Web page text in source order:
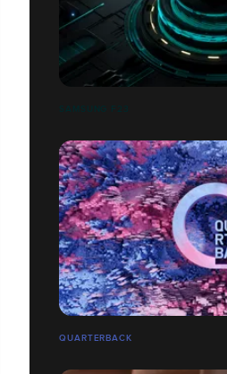
SAMSUNG F23
QUARTERBACK